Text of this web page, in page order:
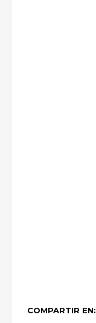
COMPARTIR EN: